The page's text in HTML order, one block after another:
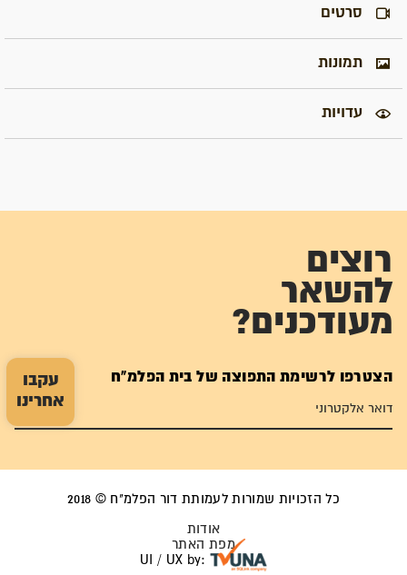
עקבו
אחרינו
סרטים
תמונות
עדויות
רוצים
להשאר
מעודכנים?
הצטרפו לרשימת התפוצה של בית הפלמ"ח
כל הזכויות שמורות לעמותת דור הפלמ"ח © 2018
אודות
מפת האתר
UI / UX by: